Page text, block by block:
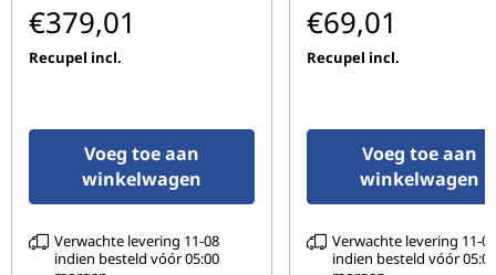
€379,01
Recupel incl.
Voeg toe aan
winkelwagen
Verwachte levering 11-08
indien besteld vóór 05:00
€69,01
Recupel incl.
Voeg toe aan
winkelwagen
Verwachte levering 11-08
indien besteld vóór 05:00